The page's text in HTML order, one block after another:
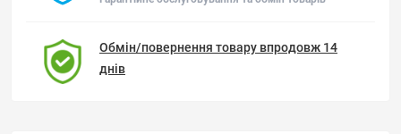
Обмін/повернення товару впродовж 14
днів